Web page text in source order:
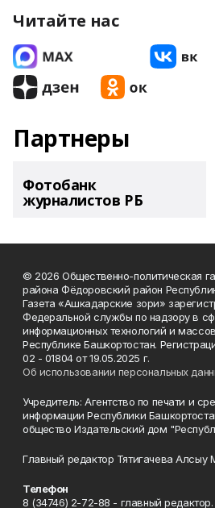
Читайте нас
Партнеры
Фотобанк
журналистов РБ
© 2026 Общественно-политическая
района Фёдоровский район
Газета «Ашкадарские зори»
Федеральной службы по надзору в
информационных технологий и
Республике Башкортостан.
02 - 01804 от 19.05.2025 г.
Об использовании персональных
Учредитель: Агентство по печати и
информации Республики
общество Издательский дом
Главный редактор Тятигачева Алсыу
Телефон
8 (34746) 2-72-88 - главный редактор.